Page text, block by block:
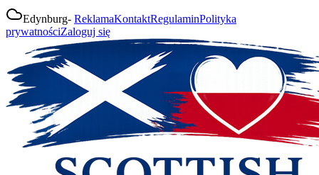
Edynburg- ReklamaKontaktRegulaminPolityka
prywatnościZaloguj się